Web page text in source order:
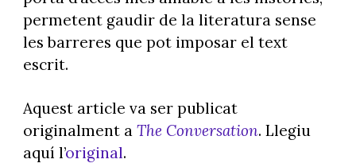
permetent gaudir de la literatura sense
les barreres que pot imposar el text
escrit.
Aquest article va ser publicat
originalment a The Conversation. Llegiu
aquí l’original.